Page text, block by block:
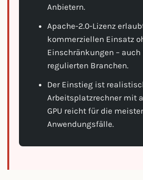
Anbietern.
Apache-2.0-Lizenz
kommerziellen Einsatz
Einschränkungen – auch
regulierten Branchen.
Der Einstieg ist
Arbeitsplatzrechner mit
GPU reicht für die
Anwendungsfälle.